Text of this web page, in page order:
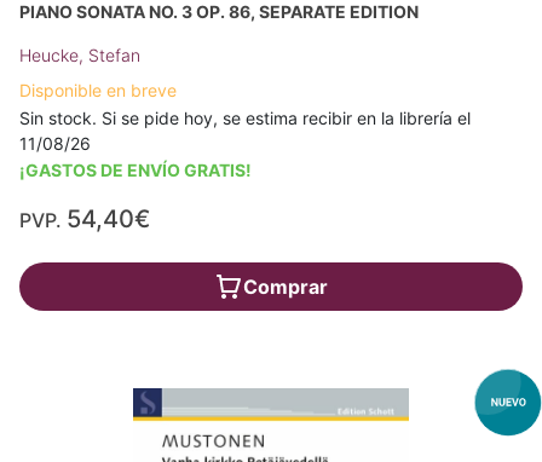
PIANO SONATA NO. 3 OP. 86, SEPARATE EDITION
Heucke, Stefan
Disponible en breve
Sin stock. Si se pide hoy, se estima recibir en la librería el
11/08/26
¡GASTOS DE ENVÍO GRATIS!
PVP. 54,40€
Comprar